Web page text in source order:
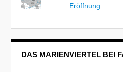
Eröffnung
DAS MARIENVIERTEL BEI